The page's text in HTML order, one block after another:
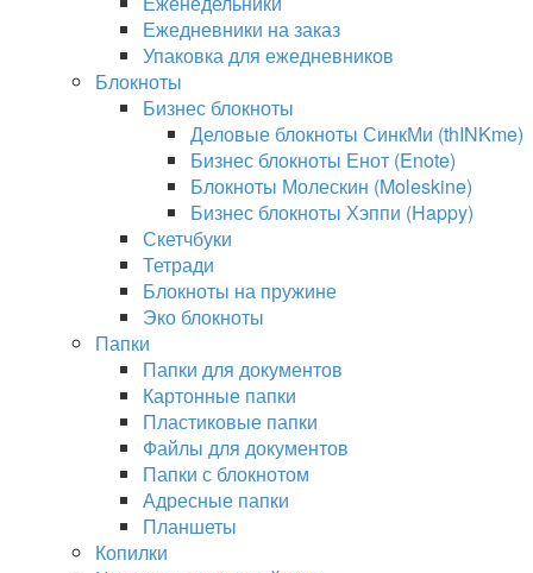
Ежедневники на заказ
Упаковка для ежедневников
Блокноты
Бизнес блокноты
Деловые блокноты СинкМи (thINKme)
Бизнес блокноты Енот (Enote)
Блокноты Молескин (Moleskine)
Бизнес блокноты Хэппи (Happy)
Скетчбуки
Тетради
Блокноты на пружине
Эко блокноты
Папки
Папки для документов
Картонные папки
Пластиковые папки
Файлы для документов
Папки с блокнотом
Адресные папки
Планшеты
Копилки